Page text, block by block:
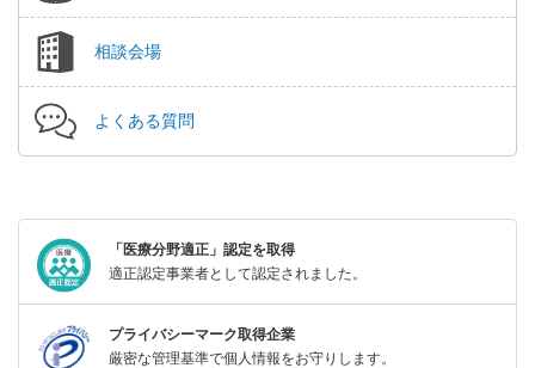
相談会場
よくある質問
「医療分野適正」認定を取得
適正認定事業者として認定されました。
プライバシーマーク取得企業
厳密な管理基準で個人情報をお守りします。